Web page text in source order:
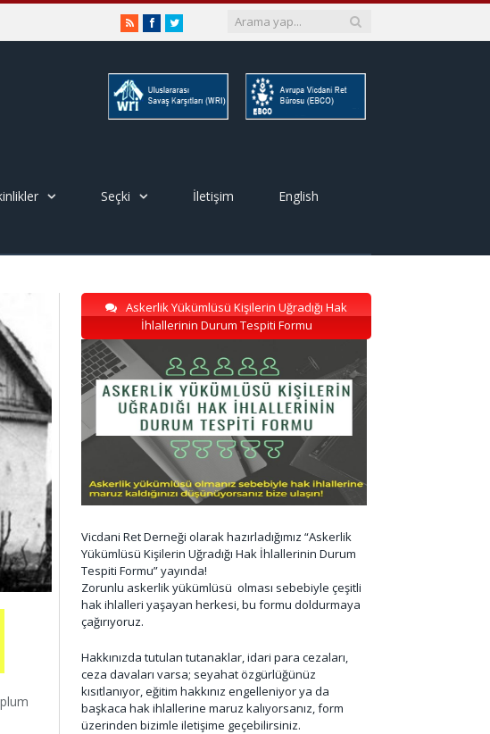
RSSFacebookTwitter
Seçki İletişim English
Askerlik Yükümlüsü Kişilerin Uğradığı Hak
İhlallerinin Durum Tespiti Formu
Vicdani Ret Derneği olarak hazırladığımız “Askerlik
Yükümlüsü Kişilerin Uğradığı Hak İhlallerinin Durum
Tespiti Formu” yayında!
Zorunlu askerlik yükümlüsü olması sebebiyle çeşitli
hak ihlalleri yaşayan herkesi, bu formu doldurmaya
çağırıyoruz.
Hakkınızda tutulan tutanaklar, idari para cezaları,
ceza davaları varsa; seyahat özgürlüğünüz
kısıtlanıyor, eğitim hakkınız engelleniyor ya da
başkaca hak ihlallerine maruz kalıyorsanız, form
üzerinden bizimle iletişime geçebilirsiniz.